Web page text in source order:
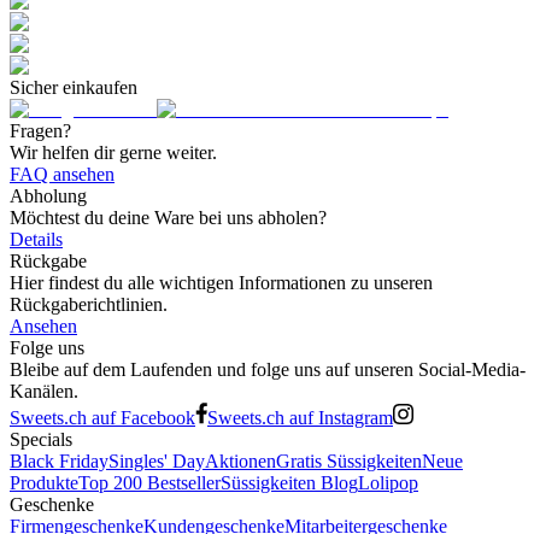
Sicher einkaufen
Fragen?
Wir helfen dir gerne weiter.
FAQ ansehen
Abholung
Möchtest du deine Ware bei uns abholen?
Details
Rückgabe
Hier findest du alle wichtigen Informationen zu unseren
Rückgaberichtlinien.
Ansehen
Folge uns
Bleibe auf dem Laufenden und folge uns auf unseren Social-Media-
Kanälen.
Sweets.ch auf Facebook
Sweets.ch auf Instagram
Specials
Black FridaySingles' DayAktionenGratis SüssigkeitenNeue
ProdukteTop 200 BestsellerSüssigkeiten BlogLolipop
Geschenke
FirmengeschenkeKundengeschenkeMitarbeitergeschenke